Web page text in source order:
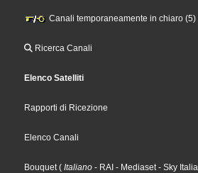
Canali temporaneamente in chiaro (5)
Ricerca Canali
Elenco Satelliti
Rapporti di Ricezione
Elenco Canali
Bouquet ( Italiano - RAI - Mediaset - Sky Italia